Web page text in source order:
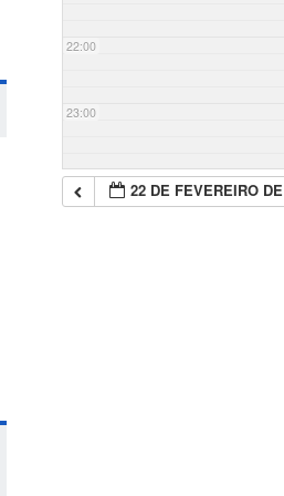
22:00
23:00
22 DE FEVEREIRO